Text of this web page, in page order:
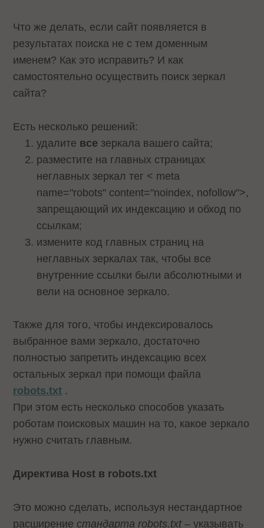
Что же делать, если сайт появляется в
результатах поиска не с тем доменным
именем? Как это исправить? И как
самостоятельно осуществить поиск зеркал
сайта?
Есть несколько решений:
удалите все зеркала вашего сайта;
разместите на главных страницах
неглавных зеркал тег < meta
name="robots" content="noindex, nofollow">,
запрещающий их индексацию и обход по
ссылкам;
измените код главных страниц на
неглавных зеркалах так, чтобы все
внутренние ссылки были абсолютными и
вели на основное зеркало.
Также для того, чтобы индексировалось
выбранное вами зеркало, достаточно
полностью запретить индексацию всех
остальных зеркал при помощи файла
robots.txt .
При этом есть несколько способов указать
роботам поисковых машин на то, какое зеркало
нужно считать главным.
Директива Host в robots.txt
Это можно сделать, используя нестандартное
расширение стандарта robots.txt– указывать